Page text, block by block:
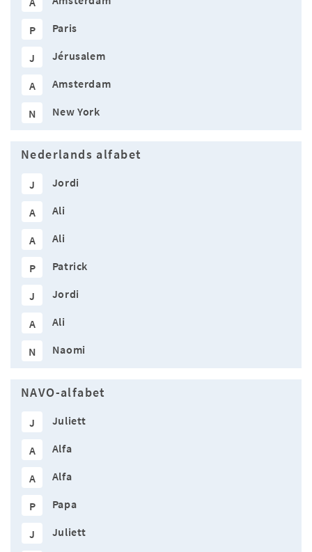
P Paris
J Jérusalem
A Amsterdam
N New York
Nederlands alfabet
J Jordi
A Ali
A Ali
P Patrick
J Jordi
A Ali
N Naomi
NAVO-alfabet
J Juliett
A Alfa
A Alfa
P Papa
J Juliett